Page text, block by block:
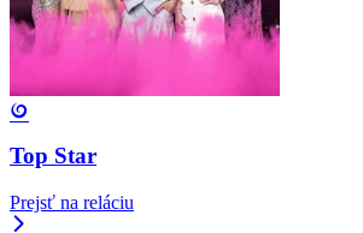
Top Star
Prejsť na reláciu